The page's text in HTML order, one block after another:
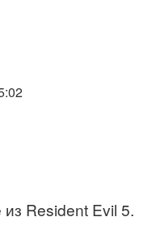
Resident Evil 5.